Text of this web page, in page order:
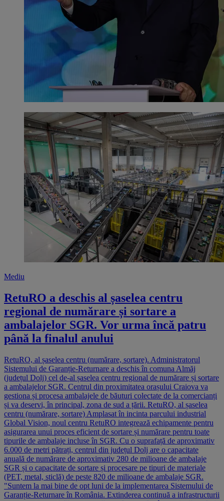
Mediu
RetuRO a deschis al șaselea centru
regional de numărare și sortare a
ambalajelor SGR. Vor urma încă patru
până la finalul anului
RetuRO, al șaselea centru (numărare, sortare). Administratorul
Sistemului de Garanție-Returnare a deschis în comuna Almăj
(județul Dolj) cel de-al șaselea centru regional de numărare și sortare
a ambalajelor SGR. Centrul din proximitatea orașului Craiova va
gestiona și procesa ambalajele de băuturi colectate de la comercianți
și va deservi, în principal, zona de sud a țării. RetuRO, al șaselea
centru (numărare, sortare) Amplasat în incinta parcului industrial
Global Vision, noul centru RetuRO integrează echipamente pentru
asigurarea unui proces eficient de sortare și numărare pentru toate
tipurile de ambalaje incluse în SGR. Cu o suprafață de aproximativ
6.000 de metri pătrați, centrul din județul Dolj are o capacitate
anuală de numărare de aproximativ 280 de milioane de ambalaje
SGR și o capacitate de sortare și procesare pe tipuri de materiale
(PET, metal, sticlă) de peste 820 de milioane de ambalaje SGR.
"Suntem la mai bine de opt luni de la implementarea Sistemului de
Garanție-Returnare în România. Extinderea continuă a infrastructurii